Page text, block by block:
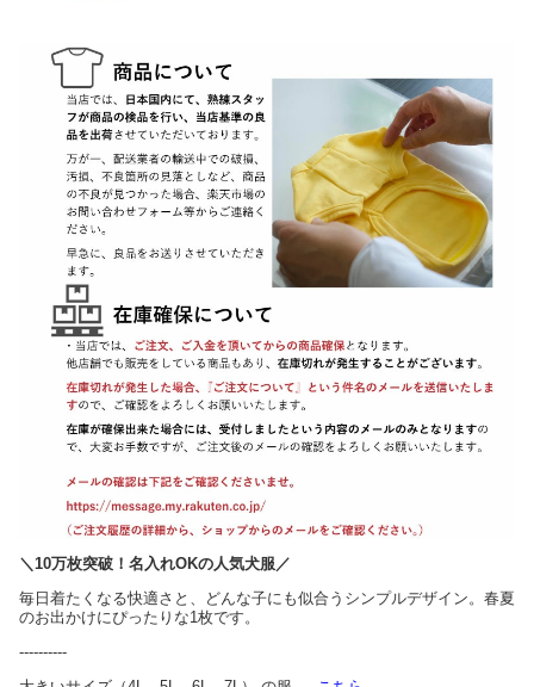
＼10万枚突破！名入れOKの人気犬服／
毎日着たくなる快適さと、どんな子にも似合うシンプルデザイン。春夏
のお出かけにぴったりな1枚です。
----------